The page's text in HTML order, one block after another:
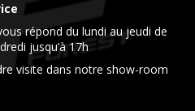
répond du lundi au jeudi de
jusqu’à 17h
visite dans notre show-room